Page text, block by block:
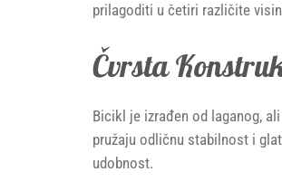
prilagoditi u četiri različite
Čvrsta
Bicikl je izrađen od laganog,
pružaju odličnu stabilnost i
udobnost.